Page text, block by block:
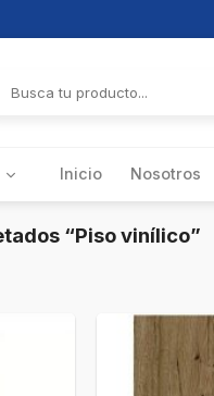
Inicio Nosotros
“Piso vinílico”